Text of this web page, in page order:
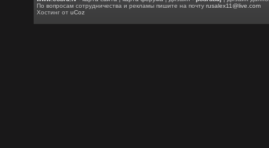
По вопросам сотрудничества и рекламы пишите на почтуrusalex11@live.com
Хостинг отuCoz